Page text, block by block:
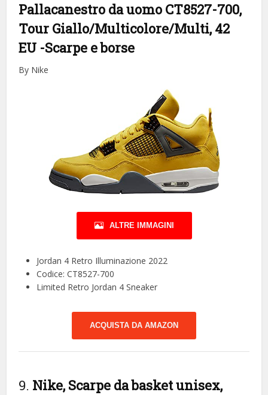
Pallacanestro da uomo CT8527-700,
Tour Giallo/Multicolore/Multi, 42
EU -Scarpe e borse
By Nike
ALTRE IMMAGINI
Jordan 4 Retro Illuminazione 2022
Codice: CT8527-700
Limited Retro Jordan 4 Sneaker
ACQUISTA DA AMAZON
9. Nike, Scarpe da basket unisex,